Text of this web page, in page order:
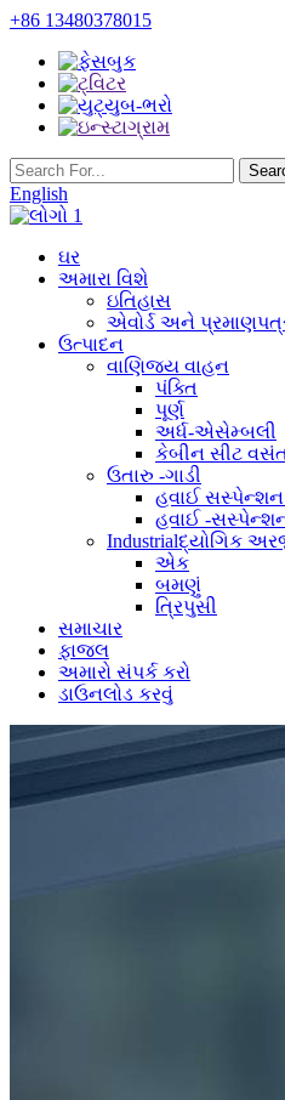
+86 13480378015
English
ઘર
અમારા વિશે
ઇતિહાસ
એવોર્ડ અને
ઉત્પાદન
વાણિજ્ય વાહન
પંક્તિ
પૂર્ણ
અર્ધ-એસેમ્બલી
કેબીન સીટ
ઉતારુ -ગાડી
હવાઈ
હવાઈ ​​-
Industrialદ્યોગિક
એક
બમણું
ત્રિપુસી
સમાચાર
ફાજલ
અમારો સંપર્ક કરો
ડાઉનલોડ કરવું